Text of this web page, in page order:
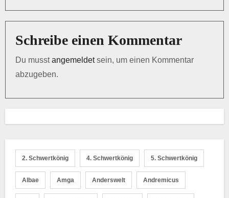
i
Schreibe einen Kommentar
Du musstangemeldetsein, um einen Kommentar
abzugeben.
2. Schwertkönig 4. Schwertkönig 5. Schwertkönig
Albae Amga Anderswelt Andremicus